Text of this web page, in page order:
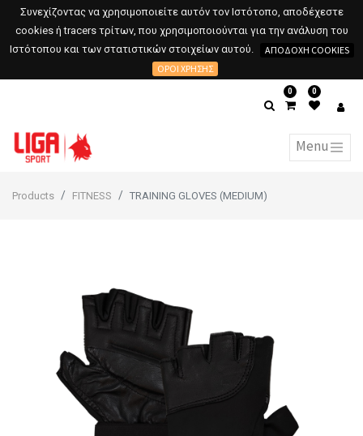
Συνεχίζοντας να χρησιμοποιείτε αυτόν τον Ιστότοπο, αποδέχεστε
cookies ή tracers τρίτων, που χρησιμοποιούνται για την ανάλυση του
Ιστότοπου και των στατιστικών στοιχείων αυτού.
ΑΠΟΔΟΧΉ COOKIES
ΌΡΟΙ ΧΡΉΣΗΣ
0 0
Products FITNESS TRAINING GLOVES (MEDIUM)